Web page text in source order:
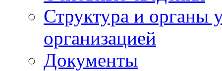
Структура и органы
организацией
Документы